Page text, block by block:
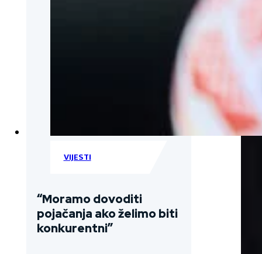
VIJESTI
“Moramo dovoditi
pojačanja ako želimo biti
konkurentni”